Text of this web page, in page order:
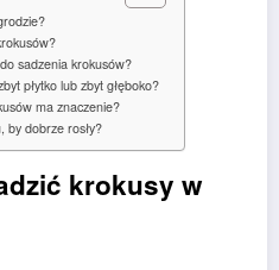
sadzenia krokusów?
płytko lub zbyt głęboko?
ma znaczenie?
by dobrze rosły?
krokusy w